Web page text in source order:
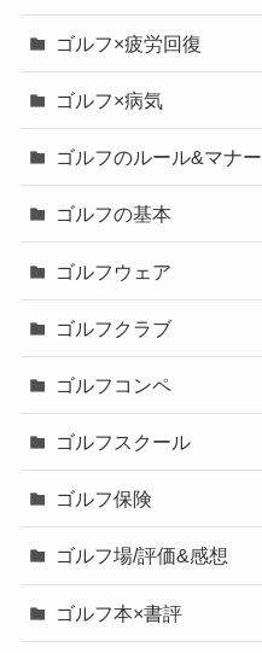
ゴルフ×疲労回復
ゴルフ×病気
ゴルフのルール&マナー
ゴルフの基本
ゴルフウェア
ゴルフクラブ
ゴルフコンペ
ゴルフスクール
ゴルフ保険
ゴルフ場/評価&感想
ゴルフ本×書評